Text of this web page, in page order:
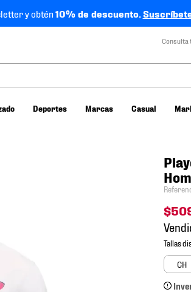
y obtén10% de descuento.
Consulta
Deportes Marcas Casual
$
CH